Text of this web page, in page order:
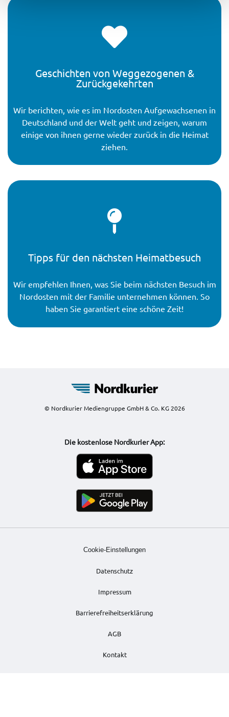
Geschichten von Weggezogenen &
Zurückgekehrten
Wir berichten, wie es im Nordosten Aufgewachsenen in
Deutschland und der Welt geht und zeigen, warum
einige von ihnen gerne wieder zurück in die Heimat
ziehen.
Tipps für den nächsten Heimatbesuch
Wir empfehlen Ihnen, was Sie beim nächsten Besuch im
Nordosten mit der Familie unternehmen können. So
haben Sie garantiert eine schöne Zeit!
© Nordkurier Mediengruppe GmbH & Co. KG 2026
Die kostenlose Nordkurier App:
Cookie-Einstellungen
Datenschutz
Impressum
Barrierefreiheitserklärung
AGB
Kontakt